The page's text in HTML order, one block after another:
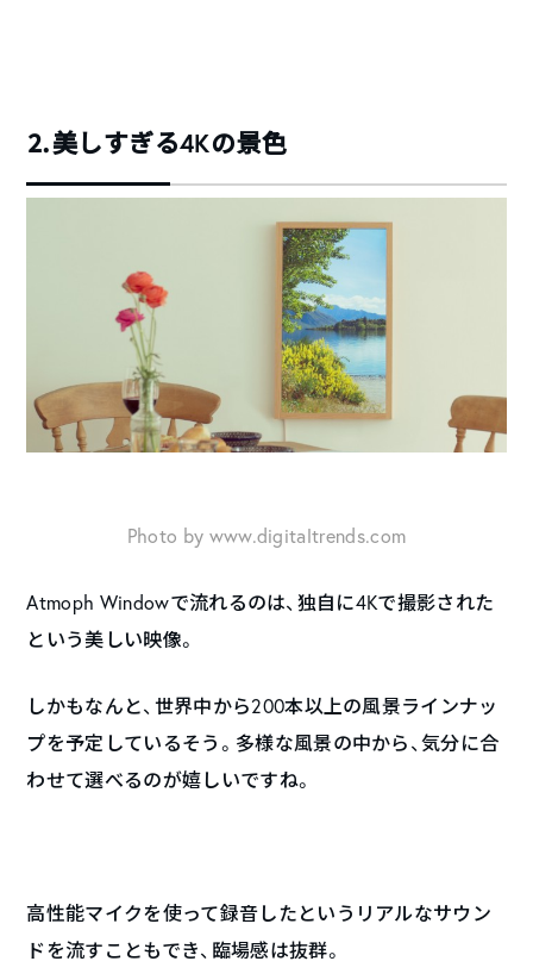
⒉美しすぎる4Kの景色
Photo by www.digitaltrends.com
Atmoph Windowで流れるのは、独自に4Kで撮影された
という美しい映像。
しかもなんと、世界中から200本以上の風景ラインナッ
プを予定しているそう。多様な風景の中から、気分に合
わせて選べるのが嬉しいですね。
高性能マイクを使って録音したというリアルなサウン
ドを流すこともでき、臨場感は抜群。